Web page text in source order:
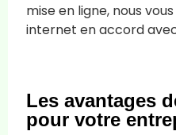
mise en ligne, nous
internet en accord
Les avantages
pour votre